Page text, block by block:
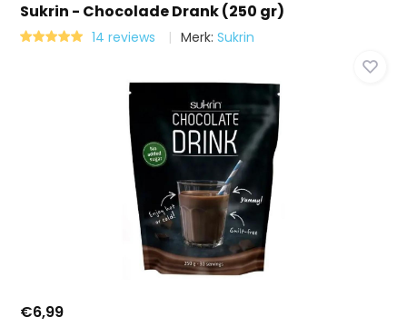
Sukrin - Chocolade Drank (250 gr)
14 reviews Merk:Sukrin
€6,99